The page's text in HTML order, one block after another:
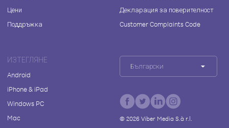
Цени
Поддръжка
Декларация за поверителност
Customer Complaints Code
ИЗТЕГЛЯНЕ
Android
iPhone & iPad
Windows PC
Mac
Български
© 2026Viber Media S.à r.l.